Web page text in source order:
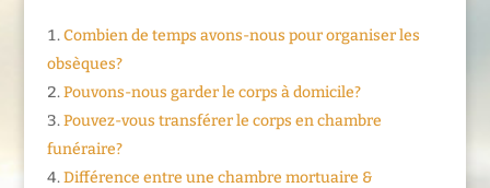
Combien de temps avons-nous pour organiser les
obsèques?
Pouvons-nous garder le corps à domicile?
Pouvez-vous transférer le corps en chambre
funéraire?
Différence entre une chambre mortuaire &